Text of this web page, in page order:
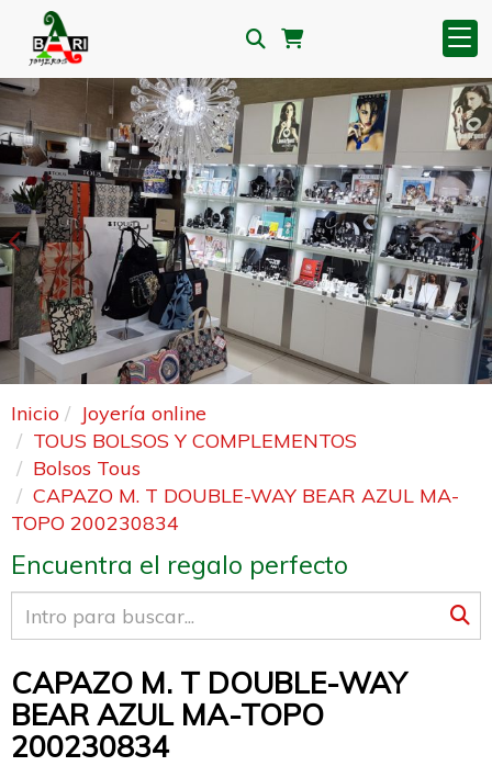
Anterior
Inicio
Joyería online
TOUS BOLSOS Y COMPLEMENTOS
Bolsos Tous
CAPAZO M. T DOUBLE-WAY BEAR AZUL MA-
TOPO 200230834
Encuentra el regalo perfecto
CAPAZO M. T DOUBLE-WAY
BEAR AZUL MA-TOPO
200230834